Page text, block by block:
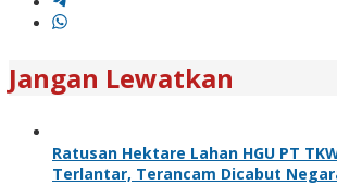
Jangan Lewatkan
Ratusan Hektare Lahan HGU PT
Terlantar, Terancam Dicabut